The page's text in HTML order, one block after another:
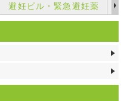
部不快感、下痢、むかつき、
られます。
けてください。
りますので、アルコール分を含
紅が現れる事があります。
疾患のある方は、腎機能障害が
避妊ピル・緊急避妊薬